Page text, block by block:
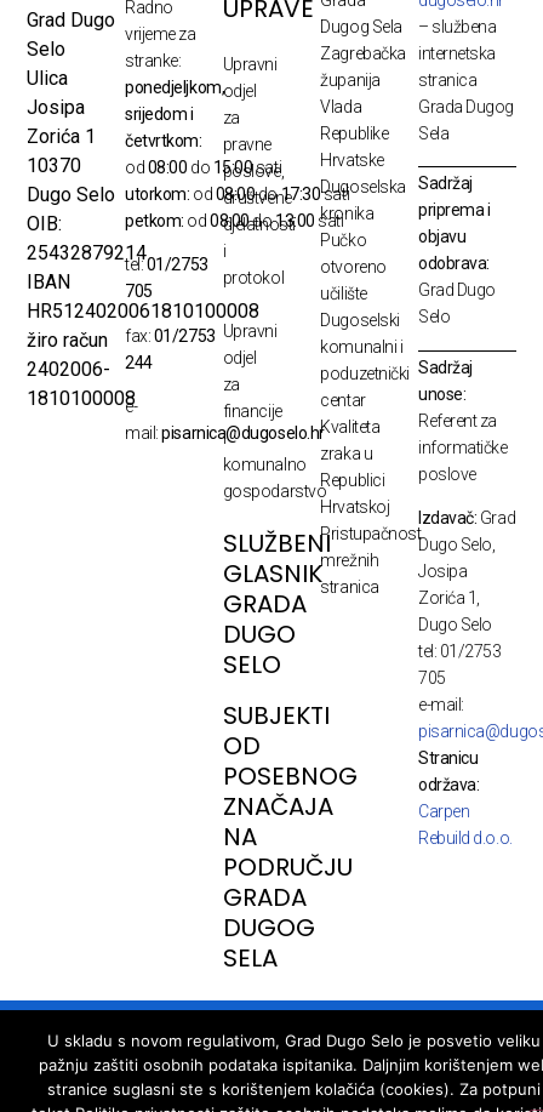
Grad Dugo
Selo
Ulica
Josipa
Zorića 1
10370
Dugo Selo
OIB:
25432879214
IBAN
HR5124020061810100008
žiro račun
2402006-
1810100008
Radno
vrijeme za
stranke:
ponedjeljkom,
srijedom i
četvrtkom:
od08:00 do 15:00sati
utorkom: od08:00do17:30sati
petkom: od08:00do13:00 sati
tel:01/2753
705
fax:01/2753
244
e-
mail:pisarnica@dugoselo.hr
UPRAVE
Upravni
odjel
za
pravne
poslove,
društvene
djelatnosti
i
protokol
Upravni
odjel
za
financije
i
komunalno
gospodarstvo
SLUŽBENI
GLASNIK
GRADA
DUGO
SELO
SUBJEKTI
OD
POSEBNOG
ZNAČAJA
NA
PODRUČJU
GRADA
DUGOG
SELA
Dugog Sela
Zagrebačka
županija
Vlada
Republike
Hrvatske
Dugoselska
kronika
Pučko
otvoreno
učilište
Dugoselski
komunalni i
poduzetnički
centar
Kvaliteta
zraka u
Republici
Hrvatskoj
Pristupačnost
mrežnih
stranica
– službena
internetska
stranica
Grada Dugog
Sela
Sadržaj
priprema i
objavu
odobrava:
Grad Dugo
Selo
Sadržaj
unose:
Referent za
informatičke
poslove
Izdavač: Grad
Dugo Selo,
Josipa
Zorića 1,
Dugo Selo
tel: 01/2753
705
e-mail:
Stranicu
održava:
Carpen
Rebuild d.o.o.
© Copyright - Dugo Selo, developed by webpark.pro
U skladu s novom regulativom, Grad Dugo Selo je posvetio veliku
pažnju zaštiti osobnih podataka ispitanika. Daljnjim korištenjem
stranice suglasni ste s korištenjem kolačića (cookies). Za potpuni